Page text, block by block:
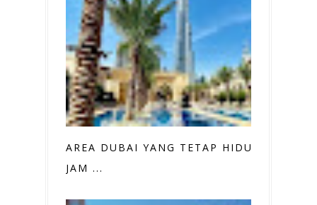
AREA DUBAI YANG TETAP HIDUP 24
JAM ...